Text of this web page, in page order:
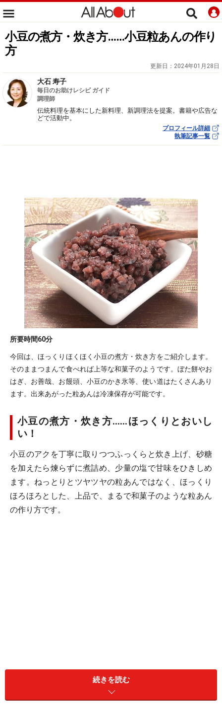
小豆の煮方・炊き方……小豆粒あんの作り
方
更新日： 2024年01月28日
大石 寿子
毎日のお助けレシピ ガイド
調理師
伝統料理を基本にした新料理、新調理法を提案。書籍や広告な
どで活動中。
プロフィール詳細
執筆記事一覧
所要時間60分
今回は、ほっくりほくほく小豆の煮方・炊き方をご紹介します。
そのままつまんで食べれば上等な和菓子のようです。ぼた餅やお
はぎ、お善哉、お饅頭、小豆のかき氷等、使い道はたくさんあり
ます。出来あがった粒あんは冷凍保存が可能です。
小豆の煮方・炊き方……ほっくりとおいし
い！
小豆のアクを丁寧に取りつつふっくらと炊き上げ、砂糖
を加えたら煉らずに煮詰め、少量の塩で甘味をひきしめ
ます。ねっとりとツヤツヤの粒あんではなく、ほっくり
ほろほろとした、上品で、まるで和菓子のような粒あん
の作り方です。
続きを読む